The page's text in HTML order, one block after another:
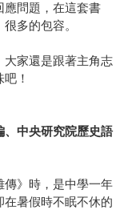
應問題，在這套書
多的包容。
大家還是跟著主角志
！
、中央研究院歷史語
傳》時，是中學一年
暑假時不眠不休的